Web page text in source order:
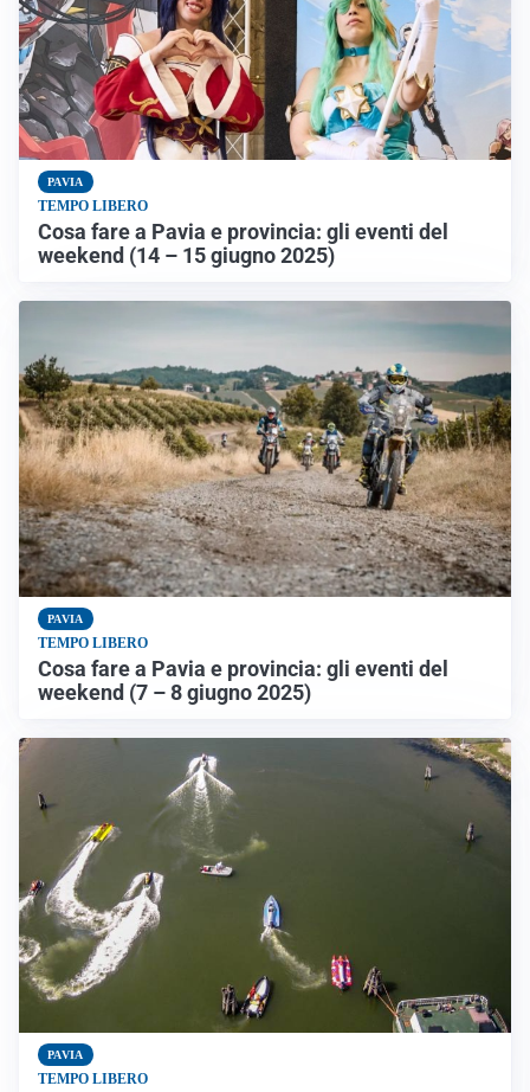
PAVIA
TEMPO LIBERO
Cosa fare a Pavia e provincia: gli eventi del
weekend (14 – 15 giugno 2025)
PAVIA
TEMPO LIBERO
Cosa fare a Pavia e provincia: gli eventi del
weekend (7 – 8 giugno 2025)
PAVIA
TEMPO LIBERO